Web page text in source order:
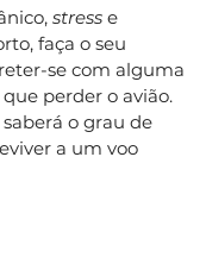
stress e
faça o seu
se com alguma
perder o avião.
o grau de
a um voo